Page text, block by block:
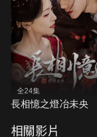
全24集
長相憶之燈冶未央
相關影片